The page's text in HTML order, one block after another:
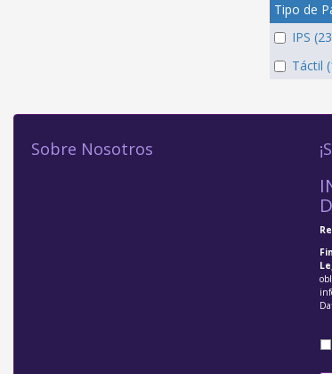
Tipo de
IPS
Táctil
Sobre Nosotros